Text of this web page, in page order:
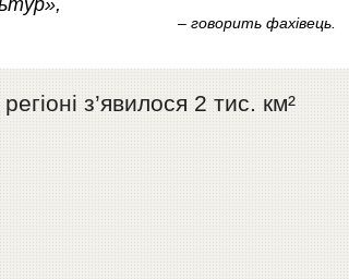
– говорить фахівець.
з’явилося 2 тис. км²